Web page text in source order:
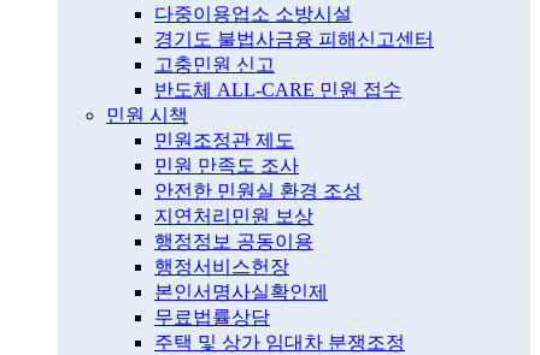
다중이용업소 소방시설
경기도 불법사금융 피해신고센터
고충민원 신고
반도체 ALL-CARE 민원 접수
민원 시책
민원조정관 제도
민원 만족도 조사
안전한 민원실 환경 조성
지연처리민원 보상
행정정보 공동이용
행정서비스헌장
본인서명사실확인제
무료법률상담
주택 및 상가 임대차 분쟁조정